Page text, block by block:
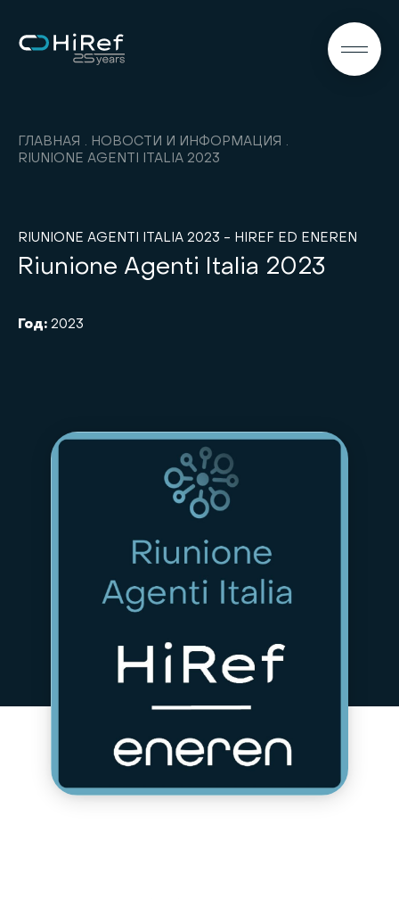
ГЛАВНАЯ
НОВОСТИ И ИНФОРМАЦИЯ
RIUNIONE AGENTI ITALIA 2023
RIUNIONE AGENTI ITALIA 2023 - HIREF ED ENEREN
Riunione Agenti Italia 2023
Год: 2023